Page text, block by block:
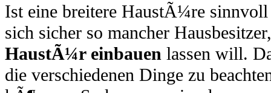
Ist eine breitere HaustÃ¼re
sich sicher so mancher
HaustÃ¼r einbauen lassen will.
die verschiedenen Dinge zu